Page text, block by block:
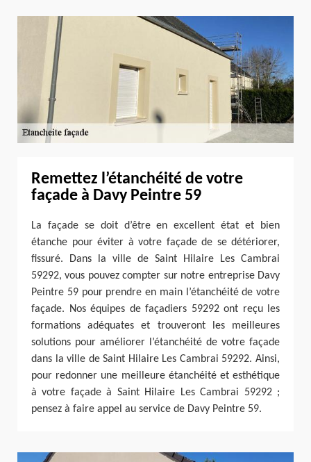
Remettez l’étanchéité de votre
façade à Davy Peintre 59
La façade se doit d’être en excellent état et bien
étanche pour éviter à votre façade de se détériorer,
fissuré. Dans la ville de Saint Hilaire Les Cambrai
59292, vous pouvez compter sur notre entreprise Davy
Peintre 59 pour prendre en main l’étanchéité de votre
façade. Nos équipes de façadiers 59292 ont reçu les
formations adéquates et trouveront les meilleures
solutions pour améliorer l’étanchéité de votre façade
dans la ville de Saint Hilaire Les Cambrai 59292. Ainsi,
pour redonner une meilleure étanchéité et esthétique
à votre façade à Saint Hilaire Les Cambrai 59292 ;
pensez à faire appel au service de Davy Peintre 59.